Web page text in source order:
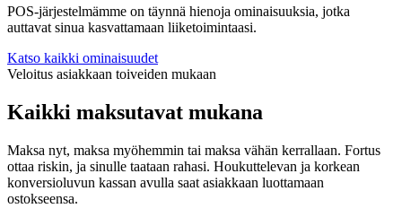
POS-järjestelmämme on täynnä hienoja ominaisuuksia, jotka
auttavat sinua kasvattamaan liiketoimintaasi.
Katso kaikki ominaisuudet
Veloitus asiakkaan toiveiden mukaan
Kaikki maksutavat mukana
Maksa nyt, maksa myöhemmin tai maksa vähän kerrallaan. Fortus
ottaa riskin, ja sinulle taataan rahasi. Houkuttelevan ja korkean
konversioluvun kassan avulla saat asiakkaan luottamaan
ostokseensa.